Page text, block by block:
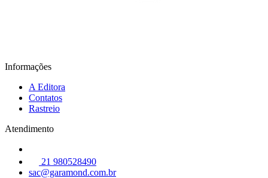
Informações
A Editora
Contatos
Rastreio
Atendimento
21 980528490
sac@garamond.com.br